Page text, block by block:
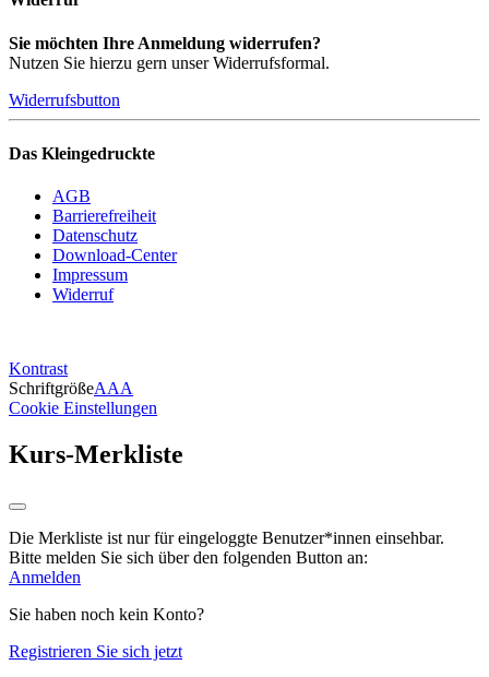
Sie möchten Ihre Anmeldung widerrufen?
Nutzen Sie hierzu gern unser Widerrufsformal.
Widerrufsbutton
Das Kleingedruckte
AGB
Barrierefreiheit
Datenschutz
Download-Center
Impressum
Widerruf
Kontrast
SchriftgrößeAAA
Cookie Einstellungen
Kurs-Merkliste
Die Merkliste ist nur für eingeloggte Benutzer*innen einsehbar.
Bitte melden Sie sich über den folgenden Button an:
Anmelden
Sie haben noch kein Konto?
Registrieren Sie sich jetzt